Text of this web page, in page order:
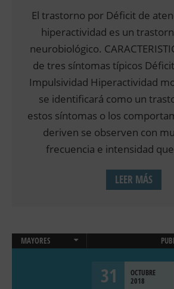
El trastorno por Déficit de
hiperactividad es un
neurobiológico.
de tres síntomas típicos
Impulsividad Hiperactividad
se identificará como un
estos síntomas o los
deriven se observen con
frecuencia e intensidad
LEER MÁS
MAYORES
31
OCTUBRE
2018